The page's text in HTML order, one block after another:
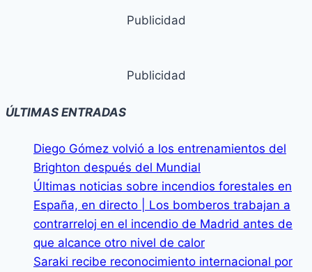
Publicidad
Publicidad
ÚLTIMAS ENTRADAS
Diego Gómez volvió a los entrenamientos del
Brighton después del Mundial
Últimas noticias sobre incendios forestales en
España, en directo | Los bomberos trabajan a
contrarreloj en el incendio de Madrid antes de
que alcance otro nivel de calor
Saraki recibe reconocimiento internacional por